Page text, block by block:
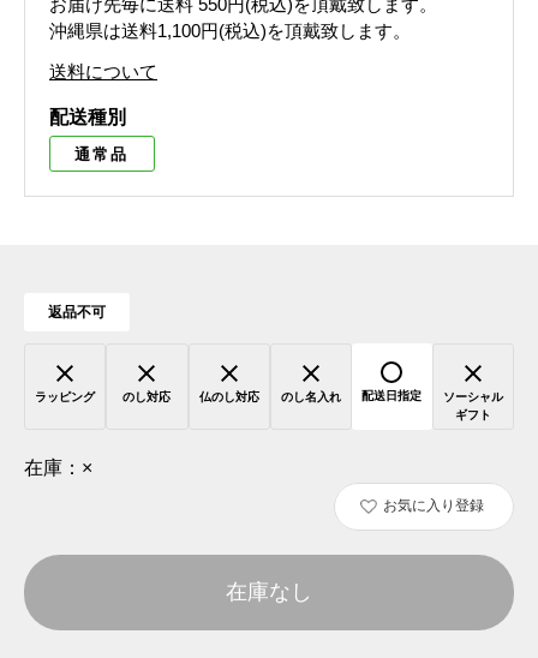
お届け先毎に送料 550円(税込)を頂戴致します。
沖縄県は送料1,100円(税込)を頂戴致します。
送料について
配送種別
通常品
返品不可
ラッピング のし対応 仏のし対応 のし名入れ 配送日指定
ソーシャル
ギフト
在庫： ×
お気に入り登録
在庫なし